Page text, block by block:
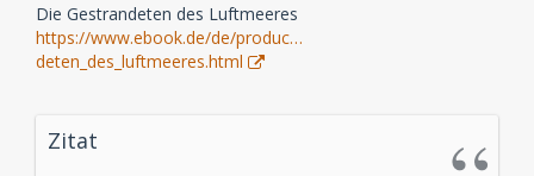
Die Gestrandeten des Luftmeeres
https://www.ebook.de/de/produc…
deten_des_luftmeeres.html
Zitat